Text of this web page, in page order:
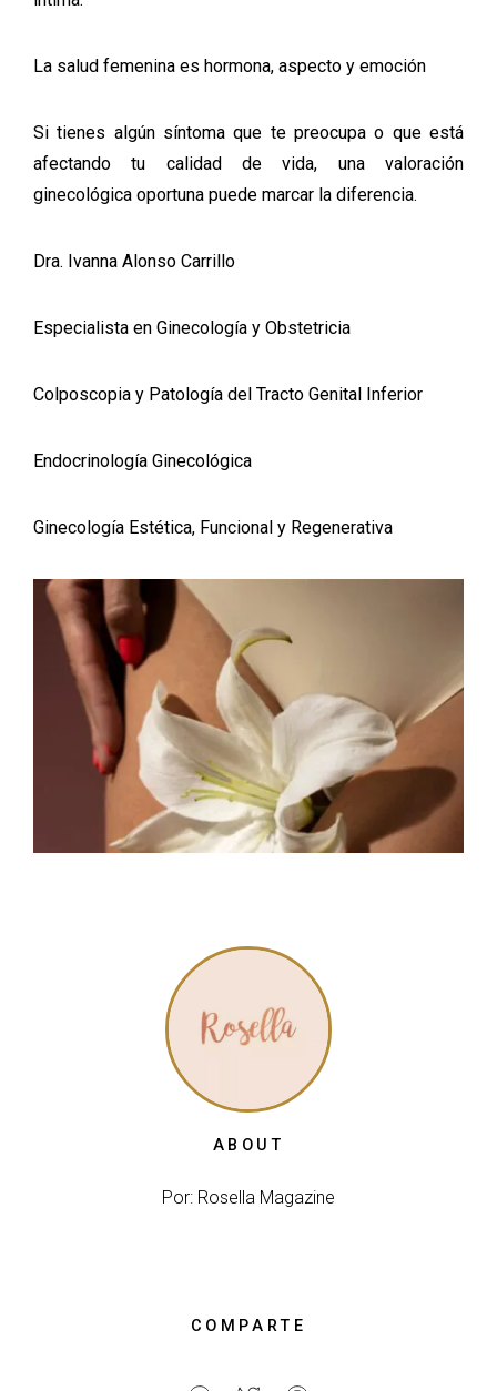
La salud femenina es hormona, aspecto y emoción
Si tienes algún síntoma que te preocupa o que está
afectando tu calidad de vida, una valoración
ginecológica oportuna puede marcar la diferencia.
Dra. Ivanna Alonso Carrillo
Especialista en Ginecología y Obstetricia
Colposcopia y Patología del Tracto Genital Inferior
Endocrinología Ginecológica
Ginecología Estética, Funcional y Regenerativa
ABOUT
Por: Rosella Magazine
COMPARTE